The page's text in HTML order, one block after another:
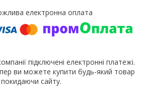
підключені електронні платежі.
ви можете купити будь-який товар
сайту.